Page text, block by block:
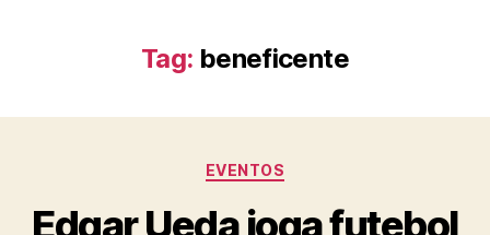
Tag: beneficente
EVENTOS
Edgar Ueda joga futebol